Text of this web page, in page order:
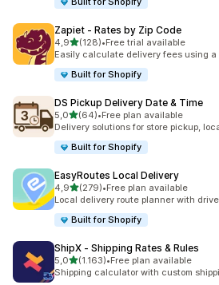
Zapiet ‑ Rates by Zip Code
4,95 yıldız üzerinden
(128)
toplam 128 değerlendirme
•Free trial available
Easily calculate delivery fees using a
Built for Shopify
DS Pickup Delivery Date & Time
5,05 yıldız üzerinden
(64)
toplam 64 değerlendirme
•Free plan available
Delivery solutions for store pickup,
Built for Shopify
EasyRoutes Local Delivery
4,95 yıldız üzerinden
(279)
toplam 279 değerlendirme
•Free plan available
Local delivery route planner with
Built for Shopify
ShipX ‑ Shipping Rates & Rules
5,05 yıldız üzerinden
(1.163)
toplam 1163 değerlendirme
•Free plan available
Shipping calculator with custom